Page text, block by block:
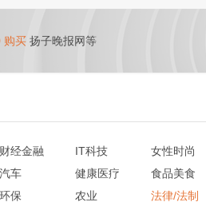
购买 扬子晚报网等
财经金融 IT科技 女性时尚
汽车 健康医疗 食品美食
环保 农业 法律/法制